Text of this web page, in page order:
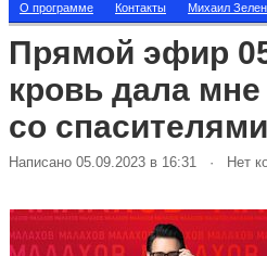
О программе Контакты Михаил
Прямой эфир
кровь дала
со спасителями
Написано 05.09.2023 в 16:31 · Нет